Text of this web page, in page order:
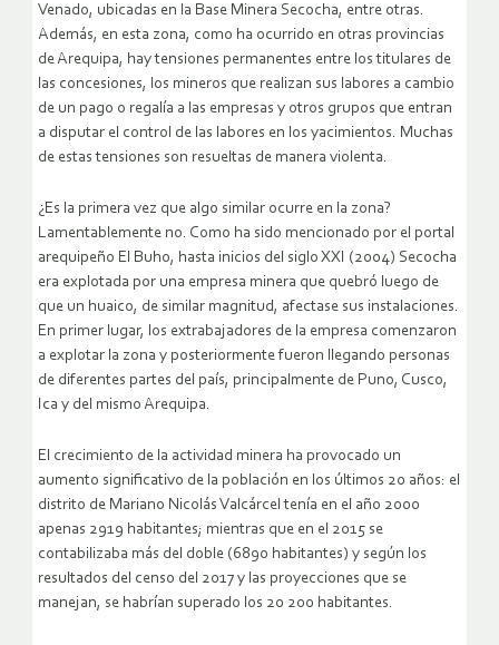
Venado, ubicadas en la Base Minera Secocha, entre otras.
Además, en esta zona, como ha ocurrido en otras provincias
de Arequipa, hay tensiones permanentes entre los titulares de
las concesiones, los mineros que realizan sus labores a cambio
de un pago o regalía a las empresas y otros grupos que entran
a disputar el control de las labores en los yacimientos. Muchas
de estas tensiones son resueltas de manera violenta.
¿Es la primera vez que algo similar ocurre en la zona?
Lamentablemente no. Como ha sido mencionado por el portal
arequipeño El Buho, hasta inicios del siglo XXI (2004) Secocha
era explotada por una empresa minera que quebró luego de
que un huaico, de similar magnitud, afectase sus instalaciones.
En primer lugar, los extrabajadores de la empresa comenzaron
a explotar la zona y posteriormente fueron llegando personas
de diferentes partes del país, principalmente de Puno, Cusco,
Ica y del mismo Arequipa.
El crecimiento de la actividad minera ha provocado un
aumento significativo de la población en los últimos 20 años: el
distrito de Mariano Nicolás Valcárcel tenía en el año 2000
apenas 2919 habitantes; mientras que en el 2015 se
contabilizaba más del doble (6890 habitantes) y según los
resultados del censo del 2017 y las proyecciones que se
manejan, se habrían superado los 20 200 habitantes.